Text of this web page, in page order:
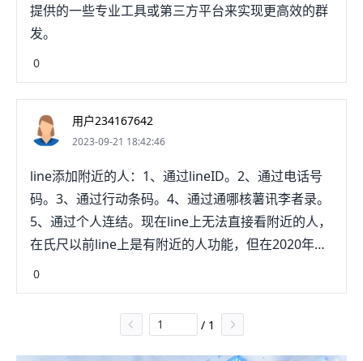
提供的一些专业工具或第三方平台来实现更高效的群
发。
0
用户234167642
2023-09-21 18:42:46
line添加附近的人：1、通过lineID。2、通过电话号
码。3、通过行动条码。4、通过通哪核薯讯李者录。
5、通过个人连结。现在line上无法直接看附近的人，
在氏尺以前line上是有附近的人功能，但在2020年五
月因为侵权问题，line上取消了这个功能。
0
/ 1